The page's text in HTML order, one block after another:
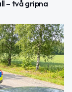
– två gripna